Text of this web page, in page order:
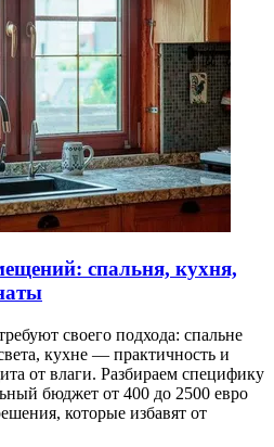
спальня, кухня,
своего подхода: спальне
кухне — практичность и
от влаги. Разбираем специфику
бюджет от 400 до 2500 евро
которые избавят от